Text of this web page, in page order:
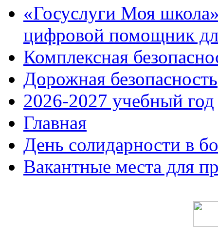
«Госуслуги Моя
цифровой помощник
Комплексная
Дорожная безопасность
2026-2027 учебный год
Главная
День солидарности в
Вакантные места для